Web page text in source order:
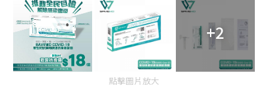
+2
點擊圖片放大